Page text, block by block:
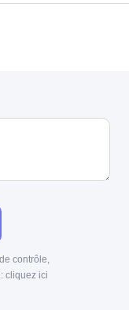
contrôle,
cliquez ici